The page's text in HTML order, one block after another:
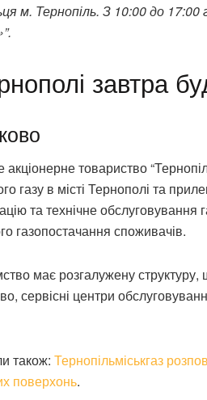
м. Тернопіль. З 10:00 до 17:00
завтра
товариство
газу в місті Тернополі та
та технічне
газопостачання споживачів.
має розгалужену
сервісні центри
також: Тернопільміськгаз
поверхонь.